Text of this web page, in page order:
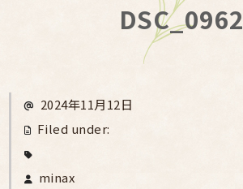
DSC_0962
2024年11月12日
Filed under:
minax